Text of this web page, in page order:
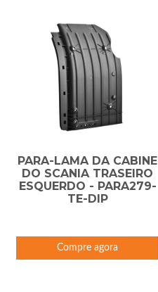
PARA-LAMA DA CABINE
DO SCANIA TRASEIRO
ESQUERDO - PARA279-
TE-DIP
Compre agora